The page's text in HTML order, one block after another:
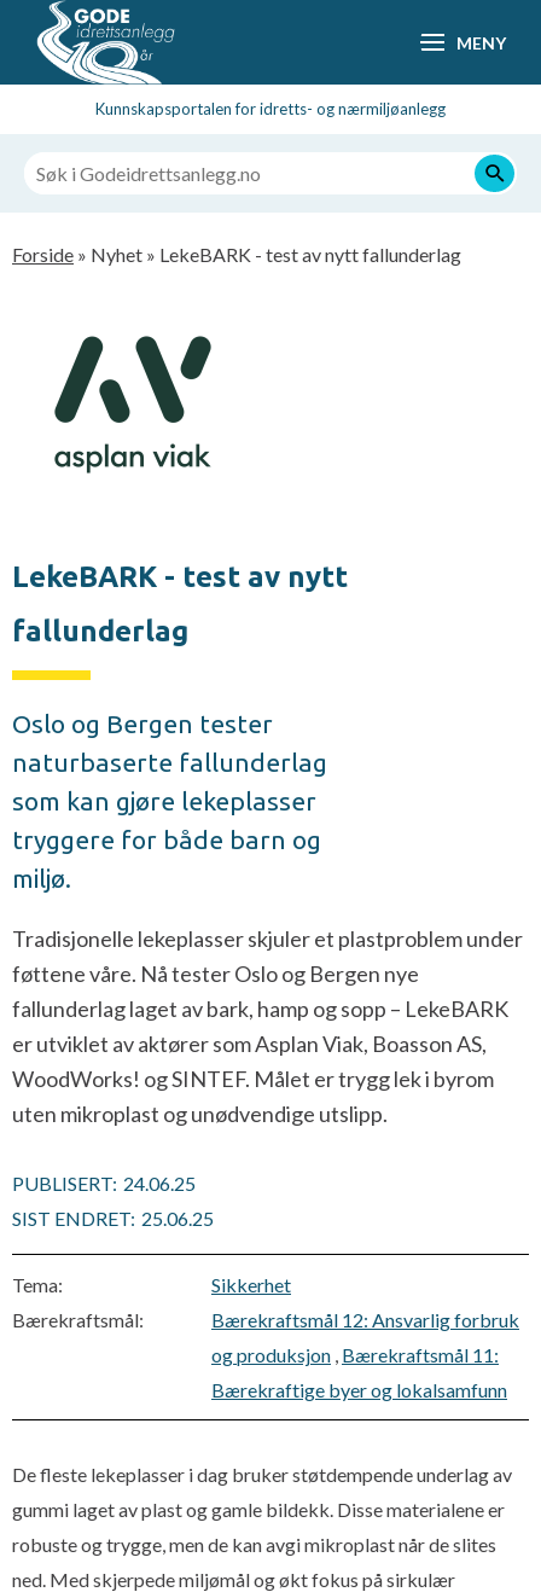
hovedsideinnhold
MENY
Kunnskapsportalen for idretts- og nærmiljøanlegg
Navigasjonssti
Forside Nyhet LekeBARK - test av nytt fallunderlag
LekeBARK - test av nytt
fallunderlag
Oslo og Bergen tester
naturbaserte fallunderlag
som kan gjøre lekeplasser
tryggere for både barn og
miljø.
Tradisjonelle lekeplasser skjuler et plastproblem under
føttene våre. Nå tester Oslo og Bergen nye
fallunderlag laget av bark, hamp og sopp – LekeBARK
er utviklet av aktører som Asplan Viak, Boasson AS,
WoodWorks! og SINTEF. Målet er trygg lek i byrom
uten mikroplast og unødvendige utslipp.
PUBLISERT: 24.06.25
SIST ENDRET: 25.06.25
Tema:
Sikkerhet
Bærekraftsmål:
Bærekraftsmål 12: Ansvarlig forbruk
og produksjon , Bærekraftsmål 11:
Bærekraftige byer og lokalsamfunn
De fleste lekeplasser i dag bruker støtdempende underlag av
gummi laget av plast og gamle bildekk. Disse materialene er
robuste og trygge, men de kan avgi mikroplast når de slites
ned. Med skjerpede miljømål og økt fokus på sirkulær